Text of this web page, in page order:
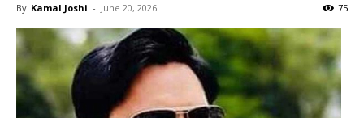
By Kamal Joshi - June 20, 2026 75